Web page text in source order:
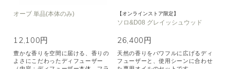
オーブ 単品(本体のみ)
12,100円
豊かな香りを空間に届ける、香りの
よさにこだわったディフューザー
【オンラインストア限定】
ソロ&D08 グレイッシュウッド
26,400円
天然の香りをパワフルに広げるディ
フューザーと、使用シーンに合わせ